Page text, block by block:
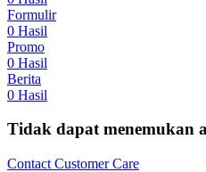
Formulir
0 Hasil
Promo
0 Hasil
Berita
0 Hasil
Tidak dapat menemukan
Contact Customer Care